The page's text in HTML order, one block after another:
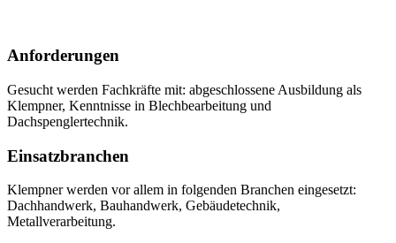
Anforderungen
Gesucht werden Fachkräfte mit: abgeschlossene Ausbildung als
Klempner, Kenntnisse in Blechbearbeitung und
Dachspenglertechnik.
Einsatzbranchen
Klempnerwerden vor allem in folgenden Branchen eingesetzt:
Dachhandwerk, Bauhandwerk, Gebäudetechnik,
Metallverarbeitung.